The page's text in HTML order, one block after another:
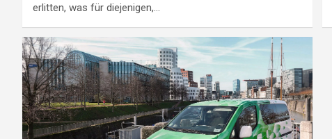
erlitten, was für diejenigen,…